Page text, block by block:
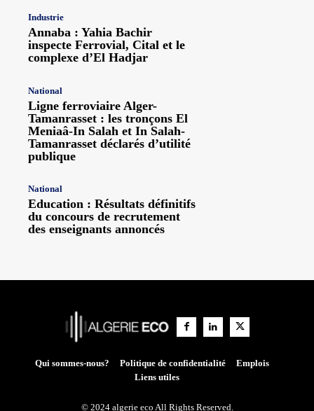
Industrie
Annaba : Yahia Bachir
inspecte Ferrovial, Cital et le
complexe d’El Hadjar
National
Ligne ferroviaire Alger-
Tamanrasset : les tronçons El
Meniaâ-In Salah et In Salah-
Tamanrasset déclarés d’utilité
publique
National
Education : Résultats définitifs
du concours de recrutement
des enseignants annoncés
Qui sommes-nous? Politique de confidentialité
Emplois
Liens utiles
© 2024 algerie eco All Rights Reserved.